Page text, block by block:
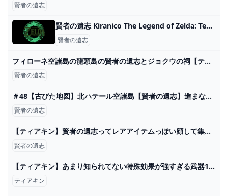
賢者の遺志
賢者の遺志 Kiranico The Legend of Zelda: Tears of the Kingdom
賢者の遺志
フィローネ空諸島の龍頭島の賢者の遺志とジョクウの祠【ティアキン攻略】 とあるゲームブログの軌跡
賢者の遺志
＃48【古びた地図】北ハテール空諸島【賢者の遺志】進まないゼルダの伝説 ティアーズ オブ ザ キングダム - YouTube
賢者の遺志
【ティアキン】賢者の遺志ってレアアイテムっぽい顔して集めても攻撃力上がるだけとかショボいな : ゼルダの伝説 ティアーズ オブ ザ キングダム攻略まとめ速報
賢者の遺志
【ティアキン】あまり知られてない特殊効果が強すぎる武器10選【ゼルダの伝説ティアーズオブザキングダム/ティアキン】【ゆっくり解説】 - YouTube
ティアキン